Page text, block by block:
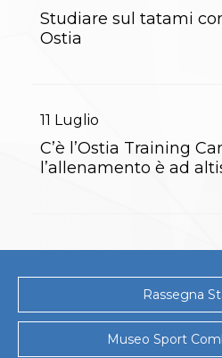
Lotta
La
News
Gare e
Sumo
BJJ
Pancrazio/
Studiare sul tatami
Ostia
11 Luglio
C’è l’Ostia Training
l’allenamento è ad
Rassegna
Museo Sport